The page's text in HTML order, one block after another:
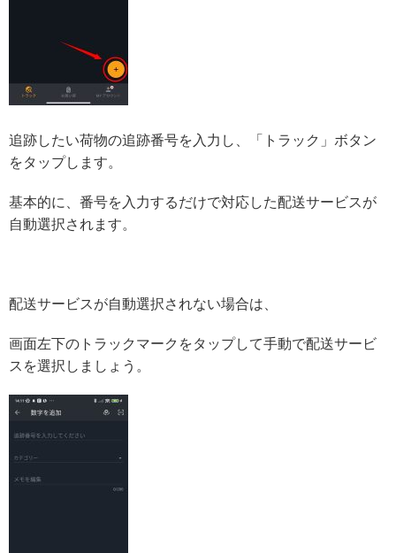
追跡したい荷物の追跡番号を入力し、「トラック」ボタン
をタップします。
基本的に、番号を入力するだけで対応した配送サービスが
自動選択されます。
配送サービスが自動選択されない場合は、
画面左下のトラックマークをタップして手動で配送サービ
スを選択しましょう。